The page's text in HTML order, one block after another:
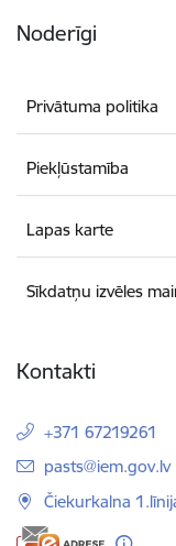
Noderīgi
Privātuma politika
Piekļūstamība
Lapas karte
Sīkdatņu izvēles
Kontakti
+371 67219261
E-pasts:
pasts@iem.gov.lv
Čiekurkalna